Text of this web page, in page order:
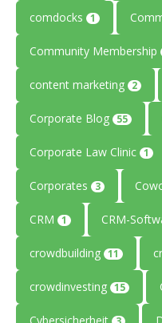
comdocks 1
Community Membership
content marketing 2
Corporate Blog 55
Corporate Law Clinic 1
Corporates 3
CRM 1 CRM-
crowdbuilding 11
crowdinvesting 15